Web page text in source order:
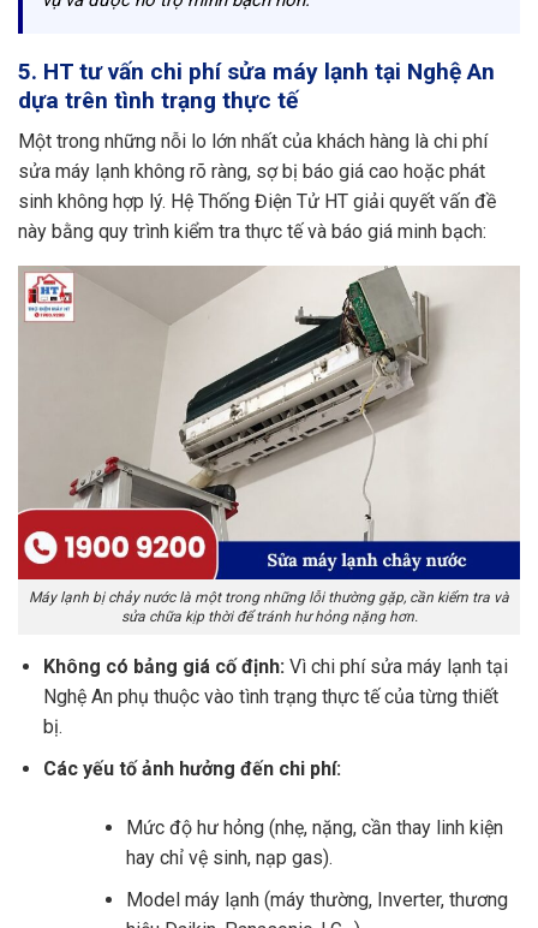
5. HT tư vấn chi phí sửa máy lạnh tại Nghệ An
dựa trên tình trạng thực tế
Một trong những nỗi lo lớn nhất của khách hàng là chi phí
sửa máy lạnh không rõ ràng, sợ bị báo giá cao hoặc phát
sinh không hợp lý. Hệ Thống Điện Tử HT giải quyết vấn đề
này bằng quy trình kiểm tra thực tế và báo giá minh bạch:
Máy lạnh bị chảy nước là một trong những lỗi thường gặp, cần kiểm tra và
sửa chữa kịp thời để tránh hư hỏng nặng hơn.
Không có bảng giá cố định:Vì chi phí sửa máy lạnh tại
Nghệ An phụ thuộc vào tình trạng thực tế của từng thiết
bị.
Các yếu tố ảnh hưởng đến chi phí:
Mức độ hư hỏng (nhẹ, nặng, cần thay linh kiện
hay chỉ vệ sinh, nạp gas).
Model máy lạnh (máy thường, Inverter, thương